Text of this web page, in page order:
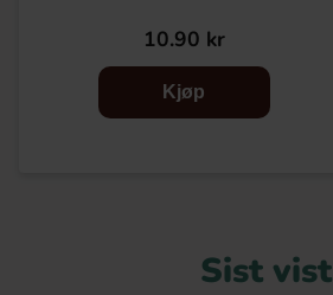
10.90 kr
Kjøp
Sist vist